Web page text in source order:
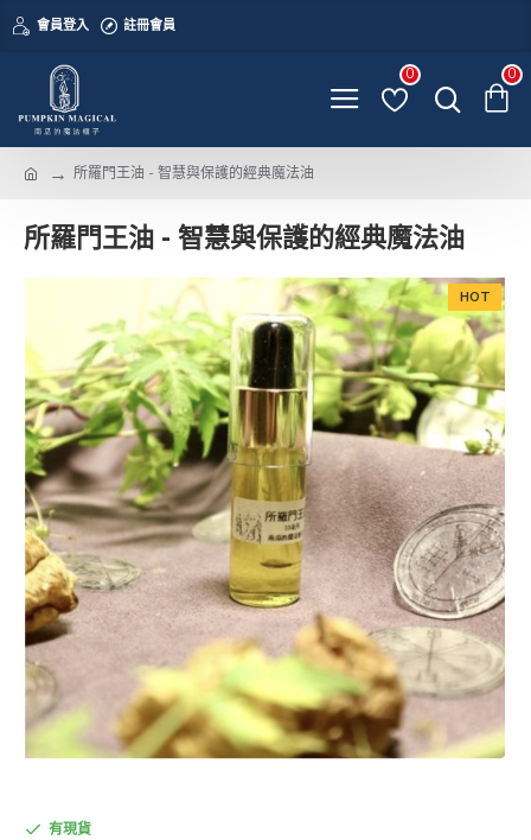
會員登入 註冊會員
0 0
所羅門王油 - 智慧與保護的經典魔法油
所羅門王油 - 智慧與保護的經典魔法油
HOT
有現貨